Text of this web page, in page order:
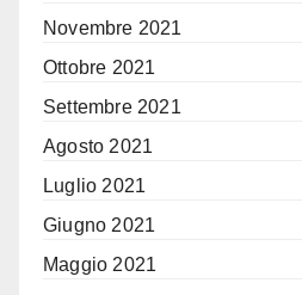
Novembre 2021
Ottobre 2021
Settembre 2021
Agosto 2021
Luglio 2021
Giugno 2021
Maggio 2021